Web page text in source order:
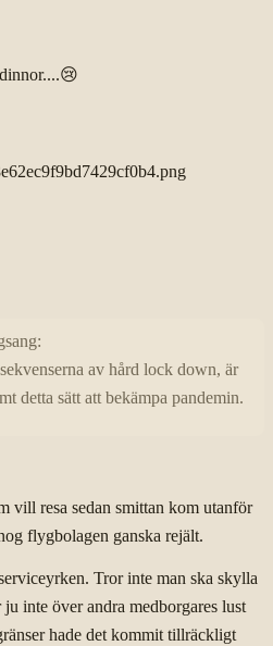
😢
av hård lock down, är
detta sätt att bekämpa pandemin.
vill resa sedan smittan kom utanför
flygbolagen ganska rejält.
Tror inte man ska skylla
inte över andra medborgares lust
hade det kommit tillräckligt